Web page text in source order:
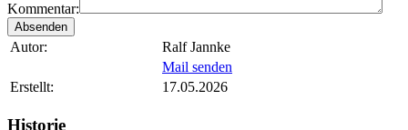
Kommentar:
Autor:
Ralf Jannke
Mail senden
Erstellt:
17.05.2026
Historie